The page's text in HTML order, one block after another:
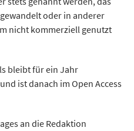
oder in anderer
nicht kommerziell genutzt
bleibt für ein Jahr
ist danach im Open Access
an die Redaktion